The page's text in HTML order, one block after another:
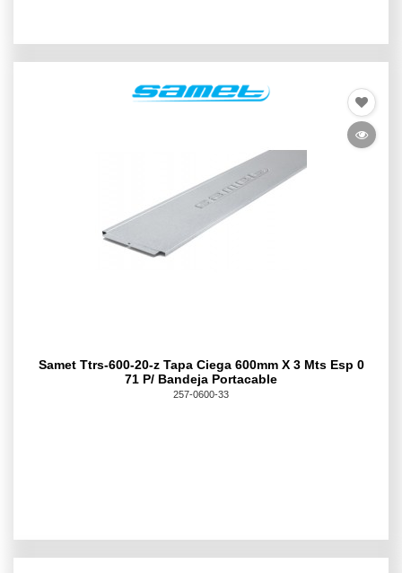
Samet Ttrs-600-20-z Tapa Ciega 600mm X 3 Mts Esp 0
71 P/ Bandeja Portacable
257-0600-33